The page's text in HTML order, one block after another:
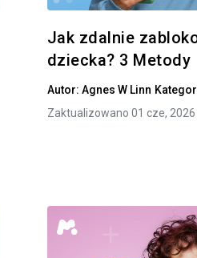
Jak zdalnie
dziecka? 3 Metody
Autor: Agnes W Linn
Zaktualizowano 01 cze, 2026